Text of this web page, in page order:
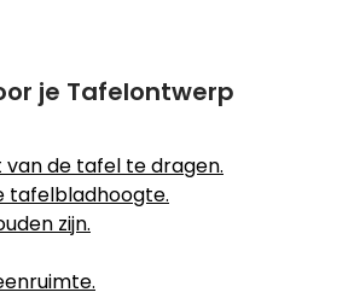
je Tafelontwerp
de tafel te dragen.
tafelbladhoogte.
zijn.